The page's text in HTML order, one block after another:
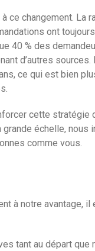
ce changement. La
ont
% des
d’autres
ce qui est bien
cette stratégie
échelle,
comme vous.
à notre avantage,
tant au départ